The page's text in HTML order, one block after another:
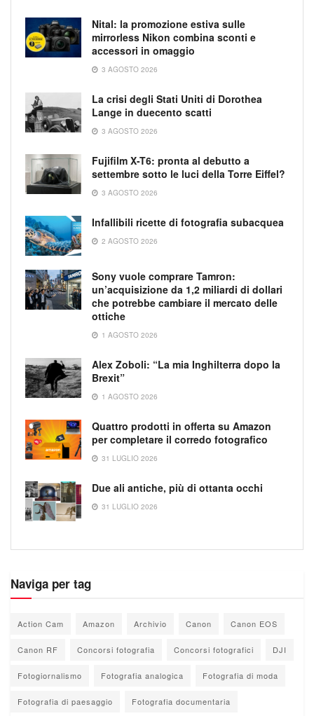
Nital: la promozione estiva sulle
mirrorless Nikon combina sconti e
accessori in omaggio
3 AGOSTO 2026
La crisi degli Stati Uniti di Dorothea
Lange in duecento scatti
3 AGOSTO 2026
Fujifilm X-T6: pronta al debutto a
settembre sotto le luci della Torre Eiffel?
3 AGOSTO 2026
Infallibili ricette di fotografia subacquea
2 AGOSTO 2026
Sony vuole comprare Tamron:
un’acquisizione da 1,2 miliardi di dollari
che potrebbe cambiare il mercato delle
ottiche
1 AGOSTO 2026
Alex Zoboli: “La mia Inghilterra dopo la
Brexit”
1 AGOSTO 2026
Quattro prodotti in offerta su Amazon
per completare il corredo fotografico
31 LUGLIO 2026
Due ali antiche, più di ottanta occhi
31 LUGLIO 2026
Naviga per tag
Action Cam Amazon Archivio Canon Canon EOS
Canon RF Concorsi fotografia Concorsi fotografici DJI
Fotogiornalismo Fotografia analogica Fotografia di moda
Fotografia di paesaggio Fotografia documentaria